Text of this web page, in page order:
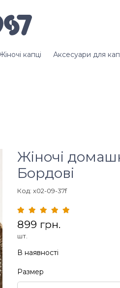
капці Аксесуари для
Жіночі
Бордові
Код: x02-09-37f
899 грн.
шт.
В наявності
Размер